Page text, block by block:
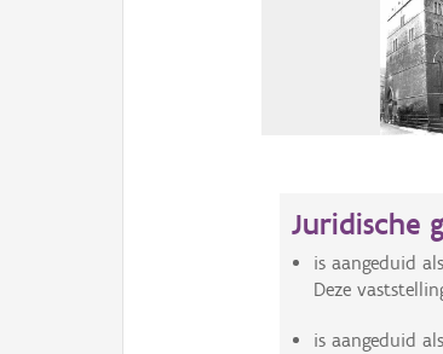
Juridische
is aangeduid als
Deze
is aangeduid als